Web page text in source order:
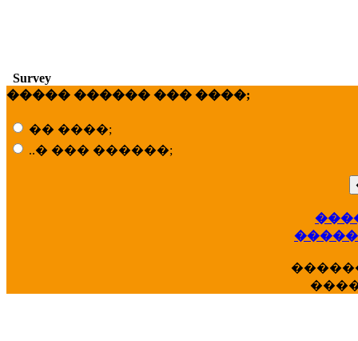
Survey
����� ������ ��� ����;
�� ����;
..� ��� ������;